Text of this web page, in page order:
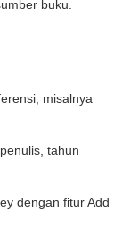
buku.
misalnya
tahun
dengan fitur Add